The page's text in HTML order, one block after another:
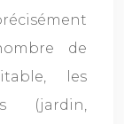
de
les
(jardin,